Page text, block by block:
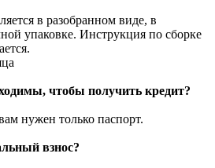
в разобранном виде, в
упаковке. Инструкция по сборке
чтобы получить кредит?
нужен только паспорт.
взнос?